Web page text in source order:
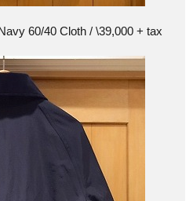
60/40 Cloth / \39,000 + tax